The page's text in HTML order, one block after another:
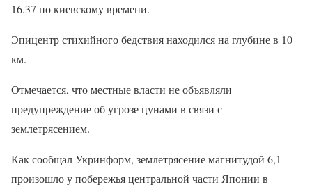
16.37 по киевскому времени.
Эпицентр стихийного бедствия находился на глубине в 10
км.
Отмечается, что местные власти не объявляли
предупреждение об угрозе цунами в связи с
землетрясением.
Как сообщал Укринформ, землетрясение магнитудой 6,1
произошло у побережья центральной части Японии в